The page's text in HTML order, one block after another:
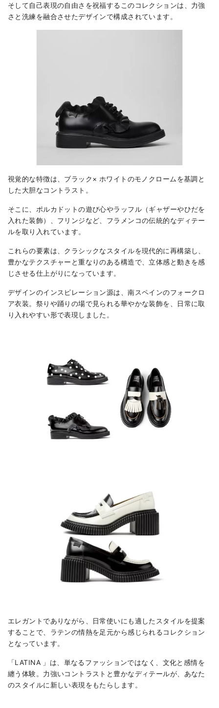
そして自己表現の自由さを祝福するこのコレクションは、力強
さと洗練を融合させたデザインで構成されています。
視覚的な特徴は、ブラック× ホワイトのモノクロームを基調と
した大胆なコントラスト。
そこに、ポルカドットの遊び心やラッフル（ギャザーやひだを
入れた装飾）、フリンジなど、フラメンコの伝統的なディテー
ルを取り入れています。
これらの要素は、クラシックなスタイルを現代的に再構築し、
豊かなテクスチャーと重なりのある構造で、立体感と動きを感
じさせる仕上がりになっています。
デザインのインスピレーション源は、南スペインのフォークロ
ア衣装。祭りや踊りの場で見られる華やかな装飾を、日常に取
り入れやすい形で表現しました。
エレガントでありながら、日常使いにも適したスタイルを提案
することで、ラテンの情熱を足元から感じられるコレクション
となっています。
「LATINA 」は、単なるファッションではなく、文化と感情を
纏う体験。力強いコントラストと豊かなディテールが、あなた
のスタイルに新しい表現をもたらします。